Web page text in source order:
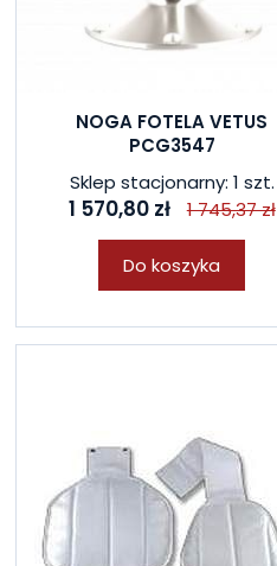
NOGA FOTELA VETUS
PCG3547
Sklep stacjonarny: 1 szt.
1 570,80 zł 1 745,37 zł
Do koszyka